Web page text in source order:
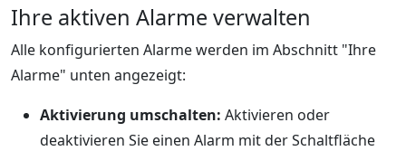
Ihre aktiven Alarme verwalten
Alle konfigurierten Alarme werden im Abschnitt "Ihre
Alarme" unten angezeigt:
Aktivierung umschalten: Aktivieren oder
deaktivieren Sie einen Alarm mit der Schaltfläche